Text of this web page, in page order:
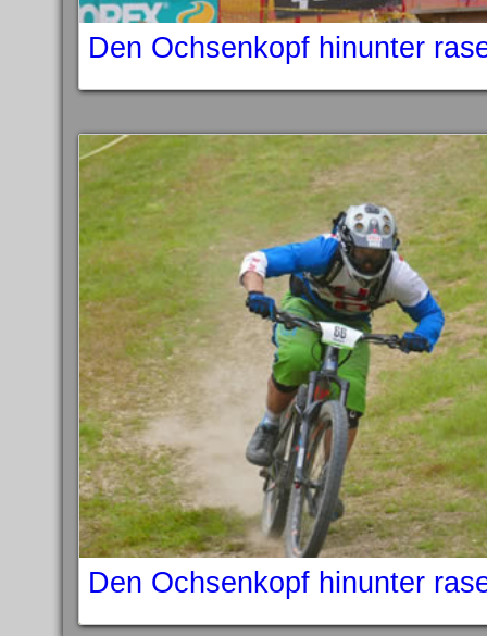
Den Ochsenkopf hinunter
Den Ochsenkopf hinunter